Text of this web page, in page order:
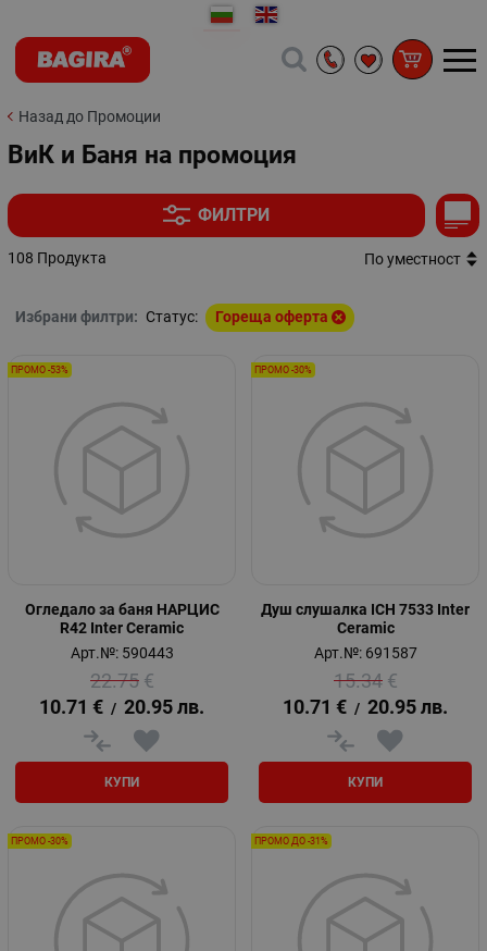
Назад до Промоции
ВиК и Баня на промоция
ФИЛТРИ
108 Продукта По уместност
Избрани филтри: Статус: Гореща оферта
Огледало за баня НАРЦИС
R42 Inter Ceramic
Арт.№: 590443
22.75 €
10.71 € / 20.95 лв.
КУПИ
ПРОМО -53%
Душ слушалка ICH 7533 Inter
Ceramic
Арт.№: 691587
15.34 €
10.71 € / 20.95 лв.
КУПИ
ПРОМО -30%
ПРОМО -30% ПРОМО ДО -31%